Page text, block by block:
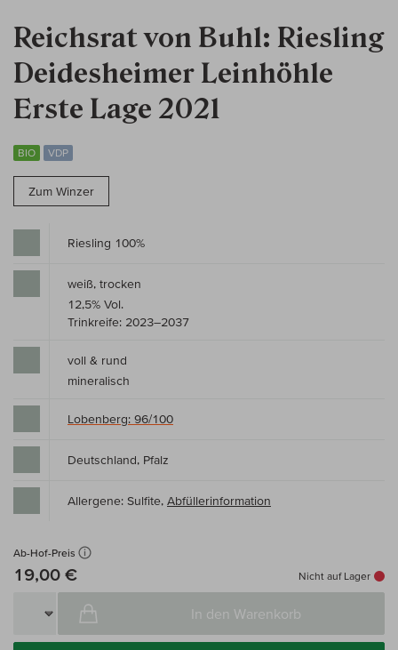
Reichsrat von Buhl: Riesling
Deidesheimer Leinhöhle
Erste Lage 2021
BIO VDP
Zum Winzer
Riesling 100%
weiß, trocken
12,5% Vol.
Trinkreife: 2023–2037
voll & rund
mineralisch
Lobenberg: 96/100
Deutschland, Pfalz
Allergene: Sulfite, Abfüllerinformation
Ab-Hof-Preis
19,00 € Nicht auf Lager
In den Warenkorb